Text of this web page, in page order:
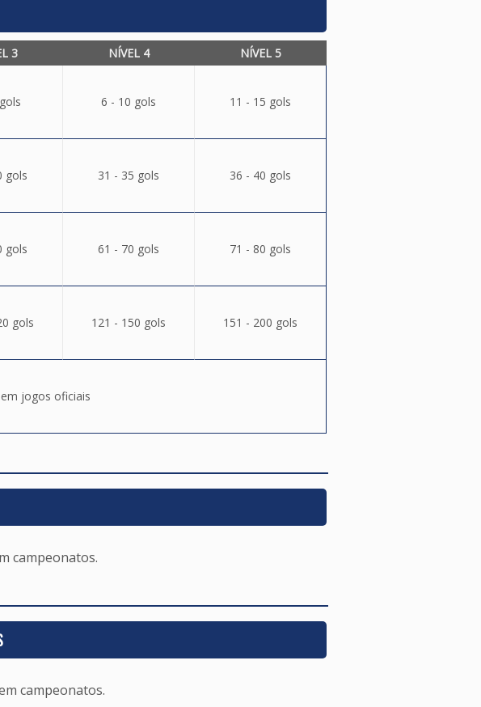
3 NÍVEL 4 NÍVEL 5
6 - 10 gols 11 - 15 gols
gols 31 - 35 gols 36 - 40 gols
gols 61 - 70 gols 71 - 80 gols
gols 121 - 150 gols 151 - 200 gols
jogos oficiais
campeonatos.
campeonatos.